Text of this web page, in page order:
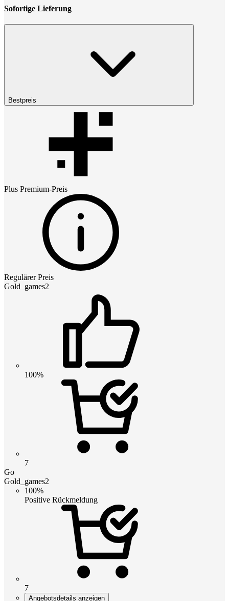
Sofortige Lieferung
Bestpreis
Plus Premium-Preis
Regulärer Preis
Gold_games2
100%
7
Go
Gold_games2
100%
Positive Rückmeldung
7
Angebotsdetails anzeigen